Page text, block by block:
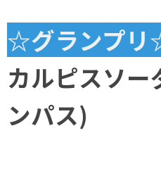
☆グランプ
カルピスソ
ンパス)